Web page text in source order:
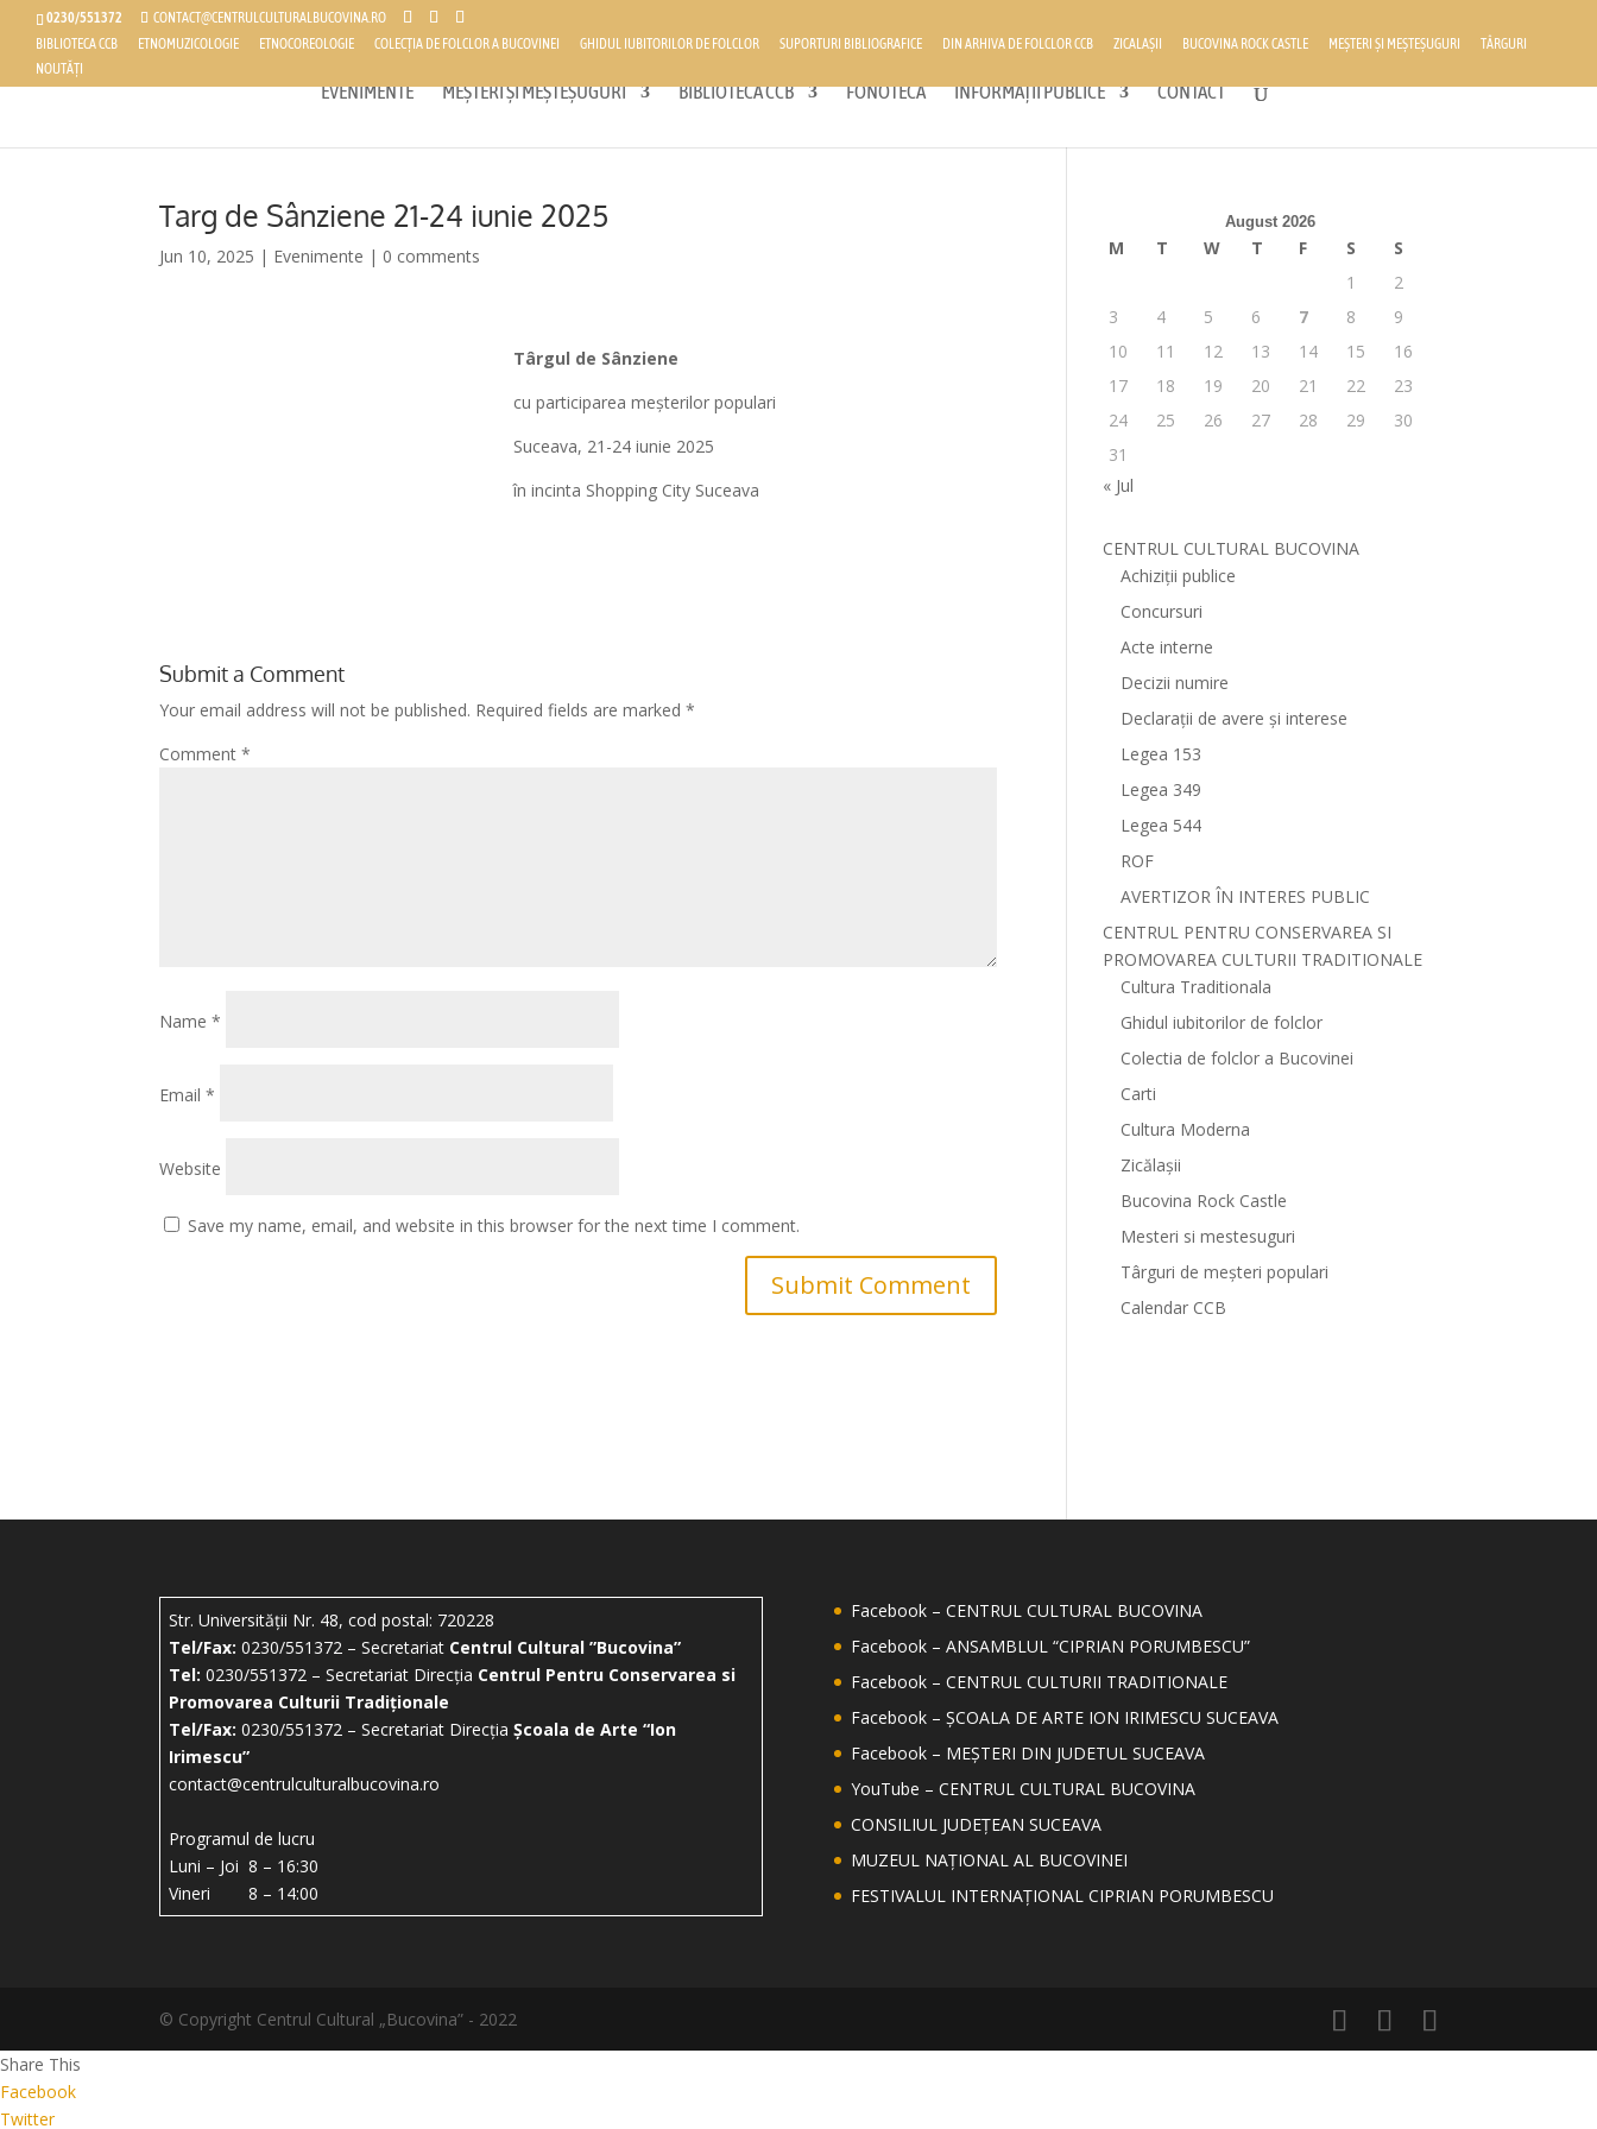
0230/551372
CONTACT@CENTRULCULTURALBUCOVINA.RO
BIBLIOTECA CCB
ETNOMUZICOLOGIE ETNOCOREOLOGIE COLECȚIA DE FOLCLOR A BUCOVINEI GHIDUL IUBITORILOR DE FOLCLOR SUPORTURI BIBLIOGRAFICE DIN ARHIVA DE FOLCLOR CCB ZICALAȘII BUCOVINA ROCK CASTLE MEȘTERI ȘI MEȘTEȘUGURI
TÂRGURI
NOUTĂȚI
EVENIMENTE MEȘTERI ȘI MEȘTEȘUGURI BIBLIOTECA CCB FONOTECĂ INFORMAȚII PUBLICE CONTACT
Targ de Sânziene 21-24 iunie 2025
Jun 10, 2025 | Evenimente | 0 comments
Târgul de Sânziene
cu participarea meșterilor populari
Suceava, 21-24 iunie 2025
în incinta Shopping City Suceava
Submit a Comment
Your email address will not be published. Required fields are marked*
Comment*
Name*
Email*
Website
Save my name, email, and website in this browser for the next time I comment.
August 2026
M T W T F S
S
1
2
3
4 5 6 7 8
9
10
11 12 13 14 15
16
17
18 19 20 21 22
23
24
25 26 27 28 29
30
31
« Jul
CENTRUL CULTURAL BUCOVINA
Achiziții publice
Concursuri
Acte interne
Decizii numire
Declarații de avere și interese
Legea 153
Legea 349
Legea 544
ROF
AVERTIZOR ÎN INTERES PUBLIC
CENTRUL PENTRU CONSERVAREA SI
PROMOVAREA CULTURII TRADITIONALE
Cultura Traditionala
Ghidul iubitorilor de folclor
Colectia de folclor a Bucovinei
Carti
Cultura Moderna
Zicălașii
Bucovina Rock Castle
Mesteri si mestesuguri
Târguri de meșteri populari
Calendar CCB
Str. Universității Nr. 48, cod postal: 720228
Tel/Fax: 0230/551372 – Secretariat Centrul Cultural ”Bucovina”
Tel: 0230/551372 – Secretariat Direcția Centrul Pentru Conservarea si
Promovarea Culturii Tradiționale
Tel/Fax: 0230/551372 – Secretariat DirecțiaȘcoala de Arte “Ion
Irimescu”
contact@centrulculturalbucovina.ro
Programul de lucru
Luni – Joi 8 – 16:30
Vineri 8 – 14:00
Facebook – CENTRUL CULTURAL BUCOVINA
Facebook – ANSAMBLUL “CIPRIAN PORUMBESCU”
Facebook – CENTRUL CULTURII TRADITIONALE
Facebook – ȘCOALA DE ARTE ION IRIMESCU SUCEAVA
Facebook – MEȘTERI DIN JUDETUL SUCEAVA
YouTube – CENTRUL CULTURAL BUCOVINA
CONSILIUL JUDEȚEAN SUCEAVA
MUZEUL NAȚIONAL AL BUCOVINEI
FESTIVALUL INTERNAȚIONAL CIPRIAN PORUMBESCU
© Copyright Centrul Cultural „Bucovina” - 2022
Share This
Facebook
Twitter